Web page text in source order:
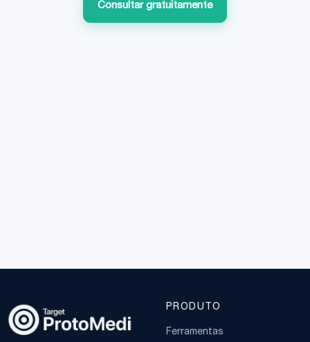
Consultar gratuitamente
PRODUTO
Ferramentas